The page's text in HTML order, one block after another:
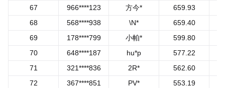
67 966****123 方今*
659.93
68
568****938 \N*
659.40
69
178****799 小帕*
599.80
70
648****187 hu*p
577.22
71
321****836 2R*
562.60
72
367****851 PV* 553.19